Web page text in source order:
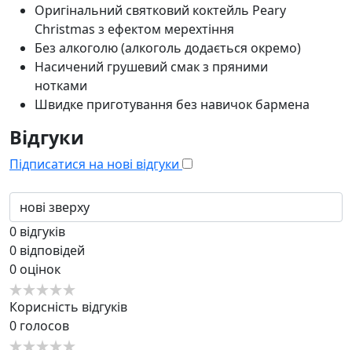
Оригінальний святковий коктейль Peary
Christmas з ефектом мерехтіння
Без алкоголю (алкоголь додається окремо)
Насичений грушевий смак з пряними
нотками
Швидке приготування без навичок бармена
Відгуки
Підписатися на нові відгуки
0 відгуків
0 відповідей
0 оцінок
Корисність відгуків
0 голосов